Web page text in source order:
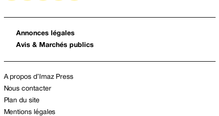
Annonces légales
Avis & Marchés publics
A propos d’Imaz Press
Nous contacter
Plan du site
Mentions légales